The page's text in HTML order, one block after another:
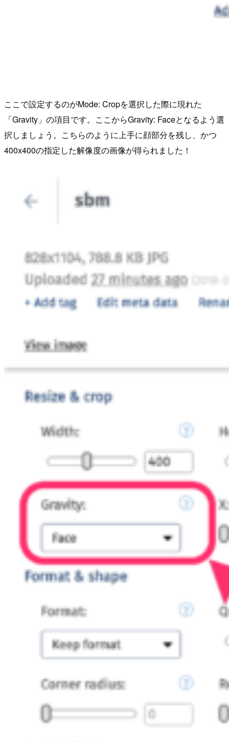
ここで設定するのがMode: Cropを選択した際に現れた
「Gravity」の項目です。ここからGravity: Faceとなるよう選
択しましょう。こちらのように上手に顔部分を残し、かつ
400x400の指定した解像度の画像が得られました！